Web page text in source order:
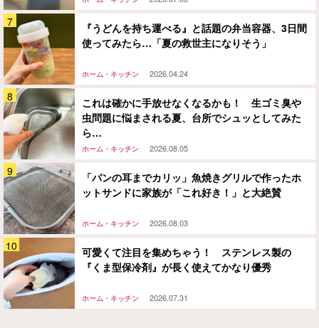
『うどんを持ち運べる』と話題の弁当容器、3日間
使ってみたら…「夏の救世主になりそう」
ホーム・キッチン 2026.04.24
これは確かに手放せなくなるかも！ 生ゴミ臭や
虫問題に悩まされる夏、台所でシュッとしてみた
ら…
ホーム・キッチン 2026.08.05
「パンの耳までカリッ」魚焼きグリルで作ったホ
ットサンドに家族が「これ好き！」と大絶賛
ホーム・キッチン 2026.08.03
可愛くて注目を集めちゃう！ ステンレス製の
『くま型保冷剤』が長く使えてかなり優秀
ホーム・キッチン 2026.07.31